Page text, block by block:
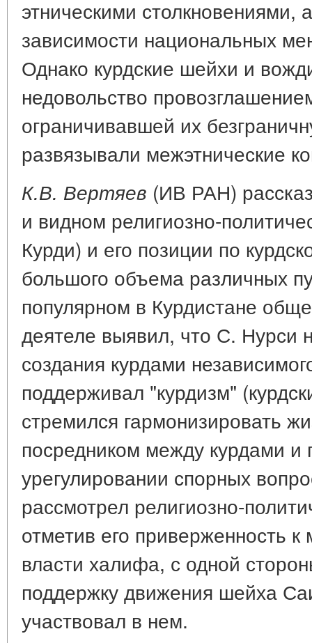
этническими столкновениями,
зависимости национальных
Однако курдские шейхи и
недовольство
ограничивавшей их
развязывали межэтнические
К.В. Вертяев (ИВ РАН)
и видном религиозно-
Курди) и его позиции по
большого объема различных
популярном в Курдистане
деятеле выявил, что С. Нурси
создания курдами
поддерживал "курдизм"
стремился гармонизировать
посредником между курдами и
урегулировании спорных
рассмотрел религиозно-
отметив его приверженность
власти халифа, с одной
поддержку движения шейха
участвовал в нем.